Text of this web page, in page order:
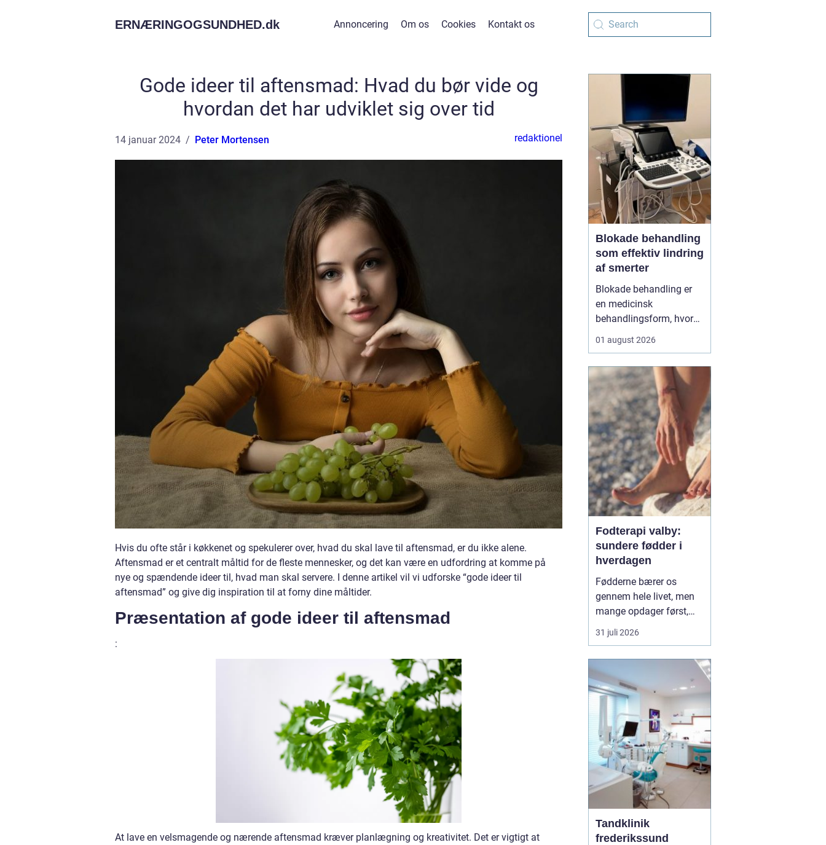
ERNÆRINGOGSUNDHED.dk Annoncering Om os Cookies Kontakt os
Gode ideer til aftensmad: Hvad du bør vide og
hvordan det har udviklet sig over tid
14 januar 2024 Peter Mortensen redaktionel
Hvis du ofte står i køkkenet og spekulerer over, hvad du skal lave til aftensmad, er du ikke alene.
Aftensmad er et centralt måltid for de fleste mennesker, og det kan være en udfordring at komme på
nye og spændende ideer til, hvad man skal servere. I denne artikel vil vi udforske “gode ideer til
aftensmad” og give dig inspiration til at forny dine måltider.
Præsentation af gode ideer til aftensmad
:
At lave en velsmagende og nærende aftensmad kræver planlægning og kreativitet. Det er vigtigt at
Blokade behandling
som effektiv lindring
af smerter
Blokade behandling er
en medicinsk
behandlingsform, hvor
målrettet indsprøjtning
eventuelt
binyrebarkhormon tæt
på en nerve eller i et led
for at dæmpe smerter og
inflammation.
Behandlingen bliver ofte
brugt v...
01 august 2026
Fodterapi valby:
sundere fødder i
hverdagen
Fødderne bærer os
gennem hele livet, men
mange opdager først,
hvor vigtige de er, når
smerter, hård hud eller
opstår. Professionel
fodterapi kan forebygge,
lindre og behandle
mange af de gener, som
både unge, voksne og
ældre opl...
31 juli 2026
Tandklinik
frederikssund